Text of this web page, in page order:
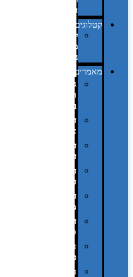
היקפי
קטלוגים
קטלוג
מוצרי
נייר
מאמרים
גימורים
והשבחות
בדפוס
דפוס
אופסט
דפוס
דיגיטלי
דפוס
טמפון
דפוס
משי
דפוס
סובלימציה
הדפס
פרוצס
חריטה